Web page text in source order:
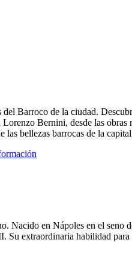
Barroco de la ciudad.
Bernini, desde las obras
bellezas barrocas de la
en Nápoles en el seno
extraordinaria habilidad